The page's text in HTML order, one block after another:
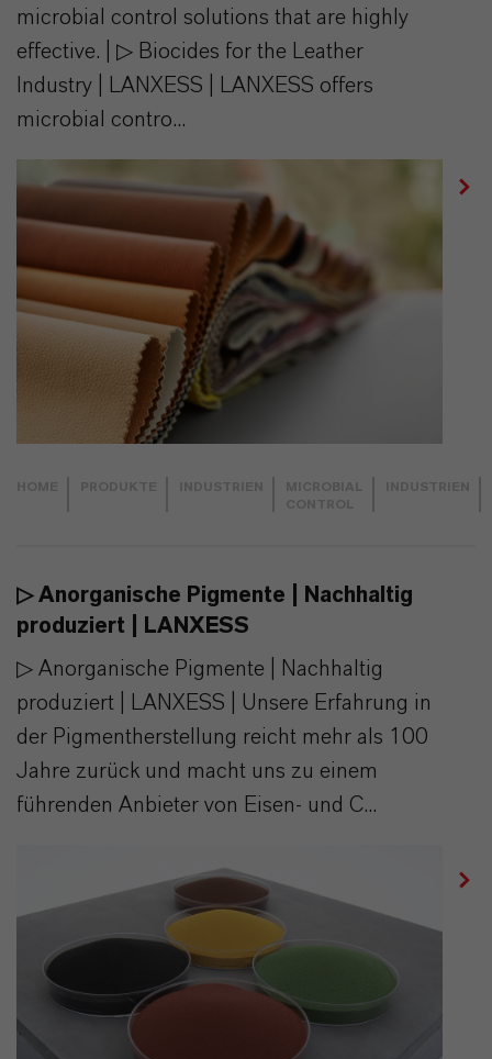
microbial control solutions that are highly
effective. | ▷ Biocides for the Leather
Industry | LANXESS | LANXESS offers
microbial contro...
▷ Anorganische Pigmente | Nachhaltig
produziert | LANXESS
▷ Anorganische Pigmente | Nachhaltig
produziert | LANXESS | Unsere Erfahrung in
der Pigmentherstellung reicht mehr als 100
Jahre zurück und macht uns zu einem
führenden Anbieter von Eisen- und C...